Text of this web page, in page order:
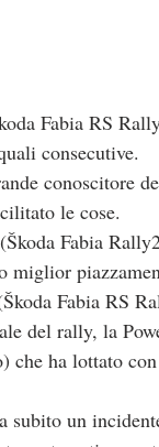
Fabia RS
consecutive.
conoscitore
le cose.
(Škoda Fabia
miglior
Fabia RS
del rally, la
che ha lottato
subito un